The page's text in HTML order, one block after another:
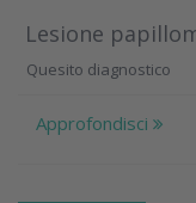
Lesione
Quesito diagnostico
Approfondisci